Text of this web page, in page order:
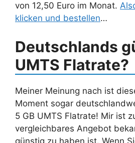
von 12,50 Euro im Monat.
klicken und bestellen…
Deutschlands
UMTS Flatrate?
Meiner Meinung nach ist
Moment sogar
5 GB UMTS Flatrate! Mir ist
vergleichbares Angebot
günstig zu haben ist. Wenn